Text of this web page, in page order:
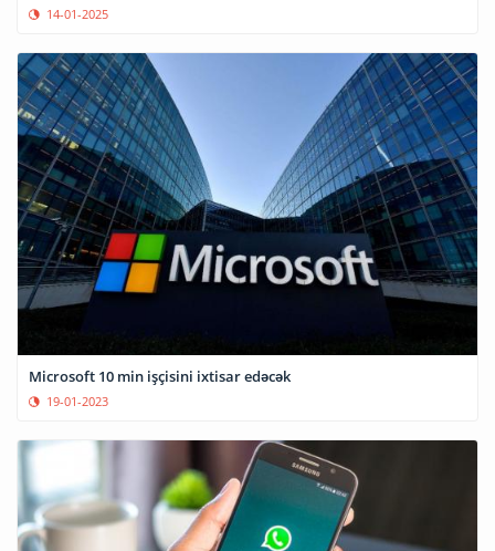
14-01-2025
Microsoft 10 min işçisini ixtisar edəcək
19-01-2023